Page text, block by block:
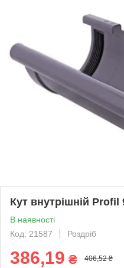
Кут внутрішній Profil
В наявності
Код: 21587
Роздріб
386,19 ₴ 406,52 ₴